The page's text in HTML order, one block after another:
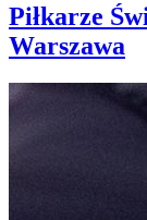
Piłkarze
Warszawa